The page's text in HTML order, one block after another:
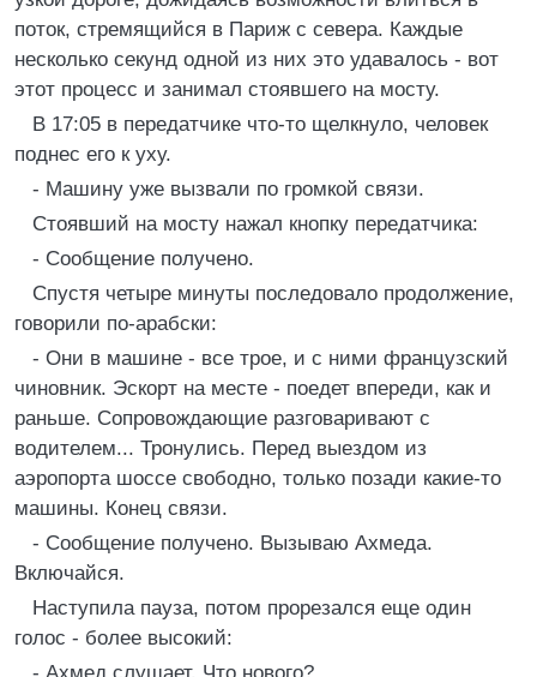
поток, стремящийся в Париж с севера. Каждые
несколько секунд одной из них это удавалось - вот
этот процесс и занимал стоявшего на мосту.
В 17:05 в передатчике что-то щелкнуло, человек
поднес его к уху.
- Машину уже вызвали по громкой связи.
Стоявший на мосту нажал кнопку передатчика:
- Сообщение получено.
Спустя четыре минуты последовало продолжение,
говорили по-арабски:
- Они в машине - все трое, и с ними французский
чиновник. Эскорт на месте - поедет впереди, как и
раньше. Сопровождающие разговаривают с
водителем... Тронулись. Перед выездом из
аэропорта шоссе свободно, только позади какие-то
машины. Конец связи.
- Сообщение получено. Вызываю Ахмеда.
Включайся.
Наступила пауза, потом прорезался еще один
голос - более высокий: